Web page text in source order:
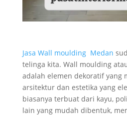
Jasa Wall moulding Medan
telinga kita. Wall moulding
adalah elemen dekoratif yang
arsitektur dan estetika yang
biasanya terbuat dari kayu,
lain yang mudah dibentuk,